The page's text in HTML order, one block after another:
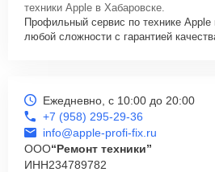
техники Apple в Хабаровске.
Профильный сервис по технике
любой сложности с гарантией
Ежедневно, с 10:00 до 20:00
+7 (958) 295-29-36
info@apple-profi-fix.ru
ООО“Ремонт техники”
ИНН234789782